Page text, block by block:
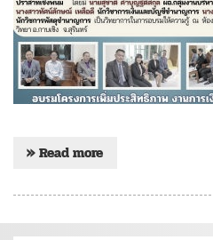
» Read more